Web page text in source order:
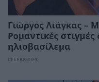
Γιώργος Λιάγκας –
Ρομαντικές
ηλιοβασίλεμα
CELEBRITIES